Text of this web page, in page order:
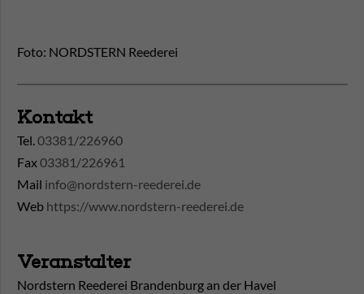
Foto: NORDSTERN Reederei
Kontakt
Tel.03381/226960
Fax03381/226961
Mail info@nordstern-reederei.de
Web https://www.nordstern-reederei.de
Veranstalter
Nordstern Reederei Brandenburg an der Havel